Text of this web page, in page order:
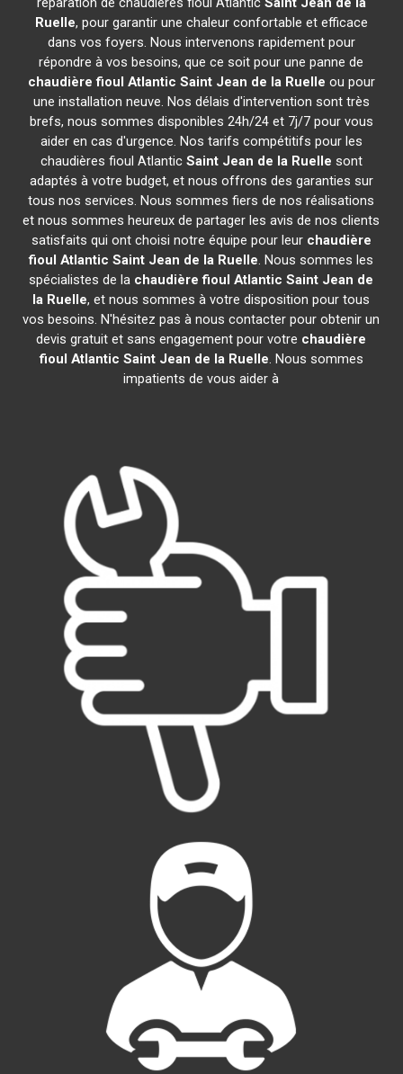
Ruelle, pour garantir une chaleur confortable et efficace
dans vos foyers. Nous intervenons rapidement pour
répondre à vos besoins, que ce soit pour une panne de
chaudière fioul Atlantic Saint Jean de la Ruelle ou pour
une installation neuve. Nos délais d'intervention sont très
brefs, nous sommes disponibles 24h/24 et 7j/7 pour vous
aider en cas d'urgence. Nos tarifs compétitifs pour les
chaudières fioul Atlantic Saint Jean de la Ruelle sont
adaptés à votre budget, et nous offrons des garanties sur
tous nos services. Nous sommes fiers de nos réalisations
et nous sommes heureux de partager les avis de nos clients
satisfaits qui ont choisi notre équipe pour leur chaudière
fioul Atlantic Saint Jean de la Ruelle. Nous sommes les
spécialistes de la chaudière fioul Atlantic Saint Jean de
la Ruelle, et nous sommes à votre disposition pour tous
vos besoins. N'hésitez pas à nous contacter pour obtenir un
devis gratuit et sans engagement pour votre chaudière
fioul Atlantic Saint Jean de la Ruelle. Nous sommes
impatients de vous aider à